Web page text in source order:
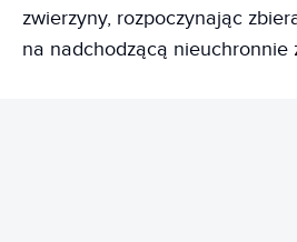
zwierzyny, rozpoczynając
na nadchodzącą nieuchronnie